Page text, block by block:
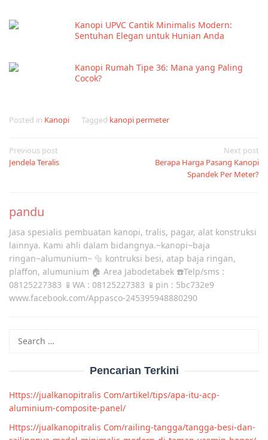
Kanopi UPVC Cantik Minimalis Modern:
Sentuhan Elegan untuk Hunian Anda
Kanopi Rumah Tipe 36: Mana yang Paling
Cocok?
Posted in Kanopi Tagged kanopi permeter
Post
navigation
Previous post
Jendela Teralis
Next post
Berapa Harga Pasang Kanopi
Spandek Per Meter?
pandu
Jasa spesialis pembuatan kanopi, tralis, pagar, alat konstruksi
lainnya. Kami ahli dalam bidangnya.~kanopi~baja
ringan~alumunium~ 🔩 kontruksi besi, atap baja ringan,
plaffon, alumunium 🏠 Area Jabodetabek ☎️Telp/sms :
08125227383 📱WA : 08125227383 📱pin : 5bc732e9
www.facebook.com/Appasco-245395948880290
for:
Pencarian Terkini
Https://jualkanopitralis Com/artikel/tips/apa-itu-acp-
aluminium-composite-panel/
Https://jualkanopitralis Com/railing-tangga/tangga-besi-dan-